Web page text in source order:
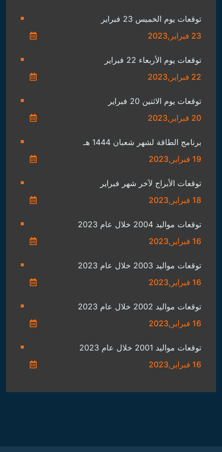
توقعات يوم الخميس 23 فبراير
23 فبراير,2023
توقعات يوم الأربعاء 22 فبراير
22 فبراير,2023
توقعات يوم الاثنين 20 فبراير
20 فبراير,2023
برنامج الطاقة لشهر شعبان 1444 هـ
19 فبراير,2023
توقعات الأبراج لآخر شهر فبراير
18 فبراير,2023
توقعات مواليد 2004 خلال عام 2023
16 فبراير,2023
توقعات مواليد 2003 خلال عام 2023
16 فبراير,2023
توقعات مواليد 2002 خلال عام 2023
16 فبراير,2023
توقعات مواليد 2001 خلال عام 2023
16 فبراير,2023